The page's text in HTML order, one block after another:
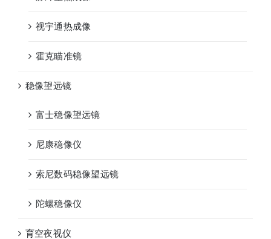
视宇通热成像
霍克瞄准镜
稳像望远镜
富士稳像望远镜
尼康稳像仪
索尼数码稳像望远镜
陀螺稳像仪
育空夜视仪